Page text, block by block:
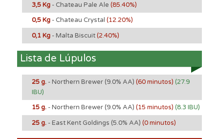
3,5 Kg - Chateau Pale Ale (85.40%)
0,5 Kg - Chateau Crystal (12.20%)
0,1 Kg - Malta Biscuit(2.40%)
Lista de Lúpulos
25 g. - Northern Brewer (9.0% AA) (60 minutos) (27.9
IBU)
15 g. - Northern Brewer(9.0% AA) (15 minutos) (8.3 IBU)
25 g. - East Kent Goldings (5.0% AA) (0 minutos)